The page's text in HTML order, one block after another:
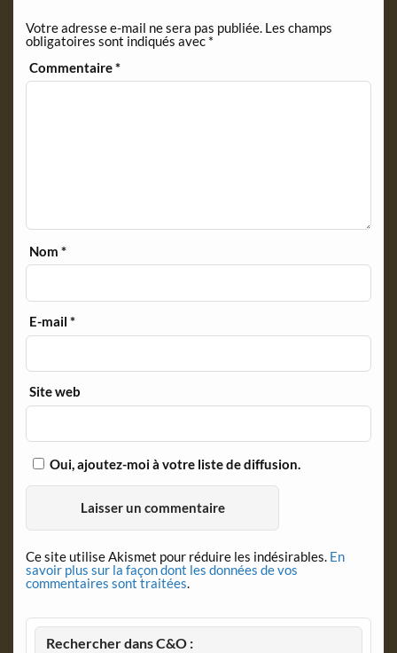
d
l
y
Votre adresse e-mail ne sera pas publiée. Les champs
obligatoires sont indiqués avec *
Commentaire*
Nom*
E-mail*
Site web
Oui, ajoutez-moi à votre liste de diffusion.
Ce site utilise Akismet pour réduire les indésirables. En
savoir plus sur la façon dont les données de vos
commentaires sont traitées.
Rechercher dans C&O :